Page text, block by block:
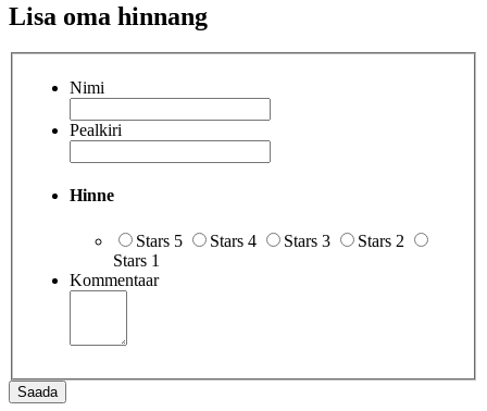
Lisa oma hinnang
Nimi
Pealkiri
Hinne
Stars 5 Stars 4 Stars 3
Stars 2
Stars 1
Kommentaar
Saada